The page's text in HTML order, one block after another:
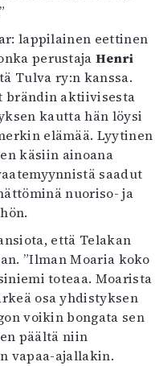
lappilainen eettinen
perustajaHenri
Tulva ry:n kanssa.
brändin aktiivisesta
kautta hän löysi
elämää. Lyytinen
käsiin ainoana
saadut
nuoriso- ja
että Telakan
”Ilman Moaria koko
toteaa. Moarista
osa yhdistyksen
voikin bongata sen
päältä niin
vapaa-ajallakin.